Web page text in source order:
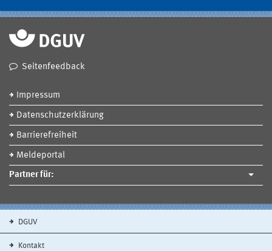
Seitenfeedback
Impressum
Datenschutzerklärung
Barrierefreiheit
Meldeportal
Partner für:
DGUV
Kontakt